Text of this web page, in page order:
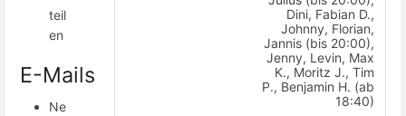
Dini, Fabian D.,
Johnny, Florian,
Jannis (bis 20:00),
Jenny, Levin, Max
K., Moritz J., Tim
P., Benjamin H. (ab
18:40)
teil
en
E-Mails
Ne